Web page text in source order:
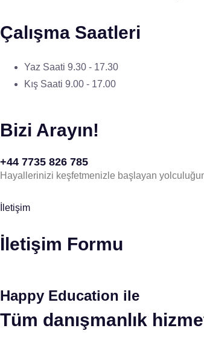
Çalışma Saatleri
Yaz Saati 9.30 - 17.30
Kış Saati 9.00 - 17.00
Bizi Arayın!
+44 7735 826 785
Hayallerinizi keşfetmenizle başlayan
İletişim
İletişim Formu
Happy Education ile
Tüm danışmanlık